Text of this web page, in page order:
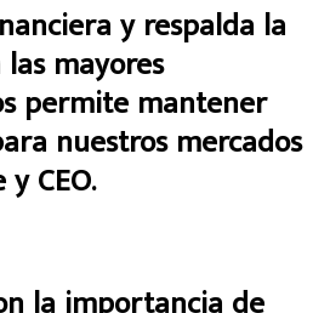
y respalda la
mayores
permite mantener
nuestros mercados
CEO.